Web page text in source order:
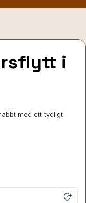
i
med ett tydligt
moved_location